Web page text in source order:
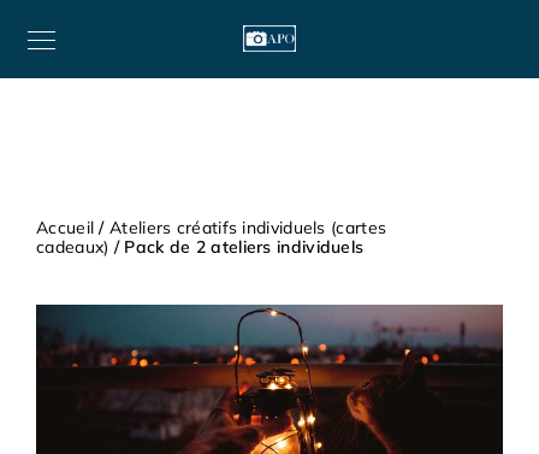
Accueil /Ateliers créatifs individuels (cartes
cadeaux) / Pack de 2 ateliers individuels